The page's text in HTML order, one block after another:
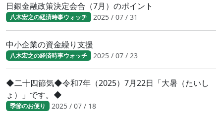
日銀金融政策決定会合（7月）のポイント
八木宏之の経済時事ウォッチ 2025 / 07 / 31
中小企業の資金繰り支援
八木宏之の経済時事ウォッチ 2025 / 07 / 23
◆二十四節気◆令和7年（2025）7月22日「大暑（たいし
ょ）」です。◆
季節のお便り 2025 / 07 / 18